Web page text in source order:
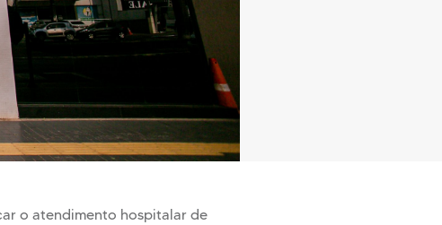
o atendimento hospitalar de